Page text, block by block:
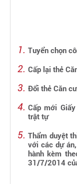
Tuyển chọn
Cấp lại thẻ
Đổi thẻ Căn
Cấp mới
trật tự
Thẩm duyệt
với các dự
hành kèm
31/7/2014